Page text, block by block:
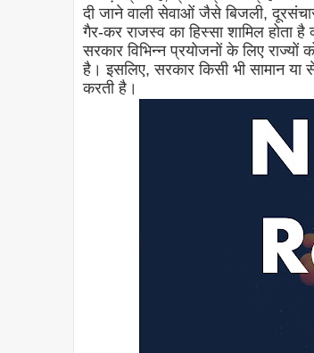
दी जाने वाली सेवाओं जैसे बिजली,
गैर-कर राजस्व का हिस्सा शामिल होता
सरकार विभिन्न प्रयोजनों के लिए
है। इसलिए, सरकार किसी भी सामान
करती है।